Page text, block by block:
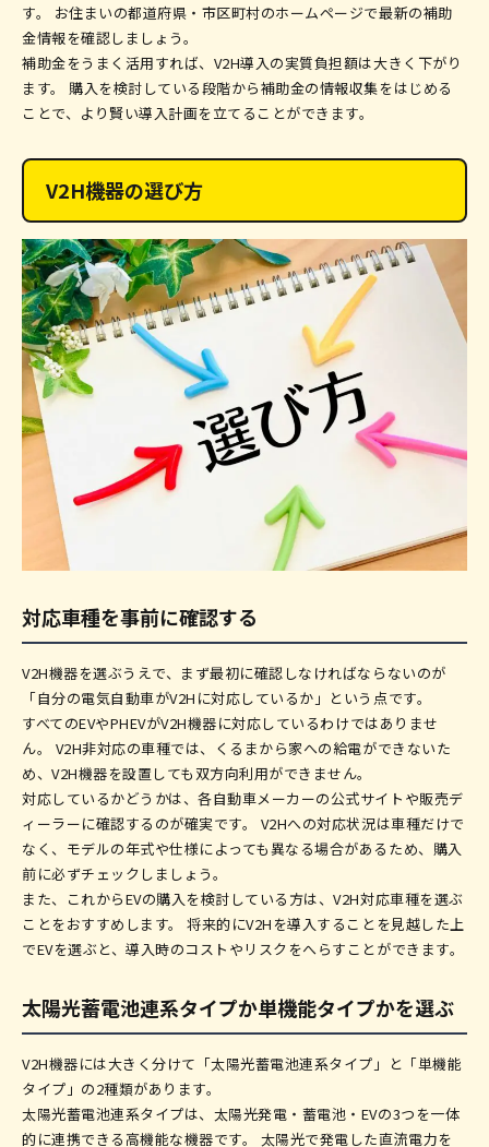
す。 お住まいの都道府県・市区町村のホームページで最新の補助
金情報を確認しましょう。
補助金をうまく活用すれば、V2H導入の実質負担額は大きく下がり
ます。 購入を検討している段階から補助金の情報収集をはじめる
ことで、より賢い導入計画を立てることができます。
V2H機器の選び方
対応車種を事前に確認する
V2H機器を選ぶうえで、まず最初に確認しなければならないのが
「自分の電気自動車がV2Hに対応しているか」という点です。
すべてのEVやPHEVがV2H機器に対応しているわけではありませ
ん。 V2H非対応の車種では、くるまから家への給電ができないた
め、V2H機器を設置しても双方向利用ができません。
対応しているかどうかは、各自動車メーカーの公式サイトや販売デ
ィーラーに確認するのが確実です。 V2Hへの対応状況は車種だけで
なく、モデルの年式や仕様によっても異なる場合があるため、購入
前に必ずチェックしましょう。
また、これからEVの購入を検討している方は、V2H対応車種を選ぶ
ことをおすすめします。 将来的にV2Hを導入することを見越した上
でEVを選ぶと、導入時のコストやリスクをへらすことができます。
太陽光蓄電池連系タイプか単機能タイプかを選ぶ
V2H機器には大きく分けて「太陽光蓄電池連系タイプ」と「単機能
タイプ」の2種類があります。
太陽光蓄電池連系タイプは、太陽光発電・蓄電池・EVの3つを一体
的に連携できる高機能な機器です。 太陽光で発電した直流電力を